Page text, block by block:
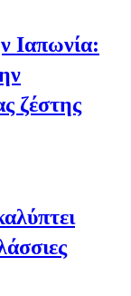
Ιαπωνία:
ζέστης